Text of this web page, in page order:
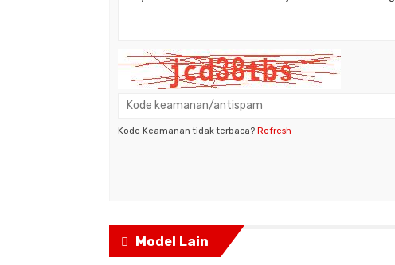
Kode Keamanan tidak terbaca? Refresh
Model Lain